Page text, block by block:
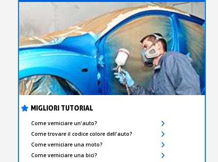
MIGLIORI TUTORIAL
Come verniciare un'auto?
Come trovare il codice colore dell'auto?
Come verniciare una moto?
Come verniciare una bici?